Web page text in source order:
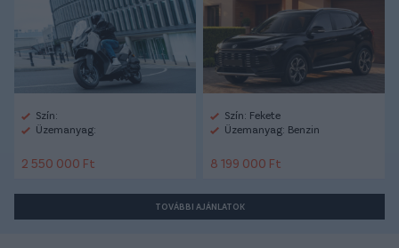
Szín:
Üzemanyag:
2 550 000 Ft
Szín: Fekete
Üzemanyag: Benzin
8 199 000 Ft
TOVÁBBI AJÁNLATOK